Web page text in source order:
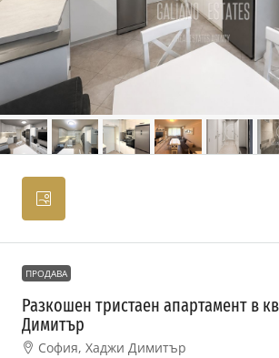
ПРОДАВА
Разкошен тристаен апартамент в
Димитър
София, Хаджи Димитър